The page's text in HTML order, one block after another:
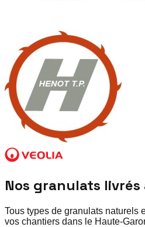
Nos granulats livrés
Tous types de granulats naturels
vos chantiers dans le Haute-